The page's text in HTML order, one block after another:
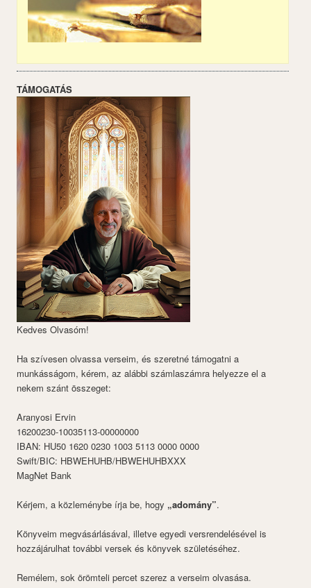
TÁMOGATÁS
Kedves Olvasóm!
Ha szívesen olvassa verseim, és szeretné támogatni a
munkásságom, kérem, az alábbi számlaszámra helyezze el a
nekem szánt összeget:
Aranyosi Ervin
16200230-10035113-00000000
IBAN: HU50 1620 0230 1003 5113 0000 0000
Swift/BIC: HBWEHUHB/HBWEHUHBXXX
MagNet Bank
Kérjem, a közleménybe írja be, hogy „adomány”.
Könyveim megvásárlásával, illetve egyedi versrendelésével is
hozzájárulhat további versek és könyvek születéséhez.
Remélem, sok örömteli percet szerez a verseim olvasása.